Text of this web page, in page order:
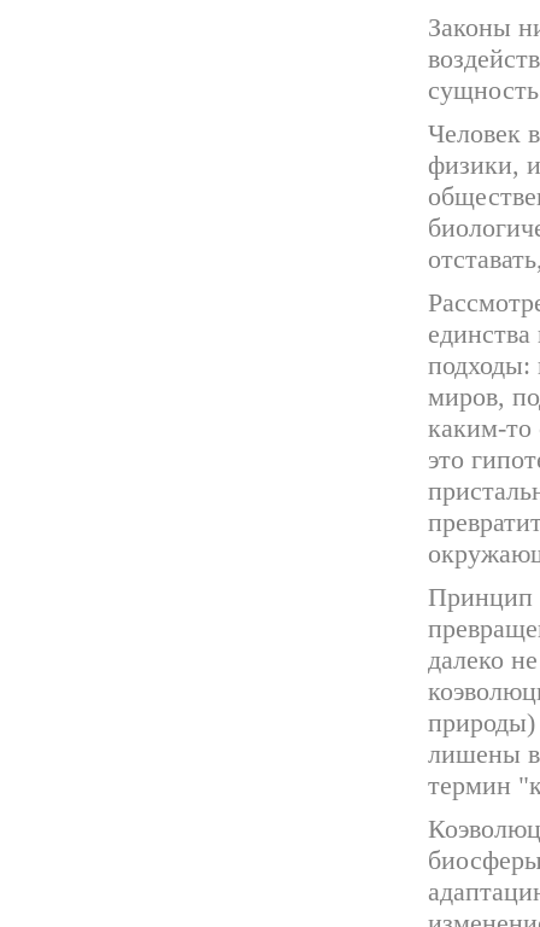
Законы
Человек
физики,
подходы:
миров,
каким-то
это
Принцип
далеко
природы)
лишены
термин